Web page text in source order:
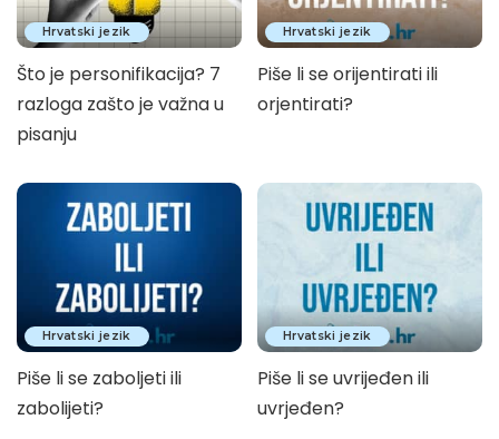
Hrvatski jezik
Što je personifikacija? 7
razloga zašto je važna u
pisanju
Hrvatski jezik
Piše li se orijentirati ili
orjentirati?
Hrvatski jezik
Piše li se zaboljeti ili
zabolijeti?
Hrvatski jezik
Piše li se uvrijeđen ili
uvrjeđen?